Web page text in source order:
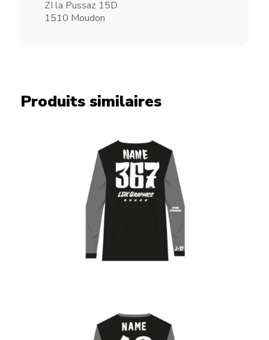
ZI la Pussaz 15D
1510 Moudon
Produits similaires
Flocage maillot Style 17
CHF